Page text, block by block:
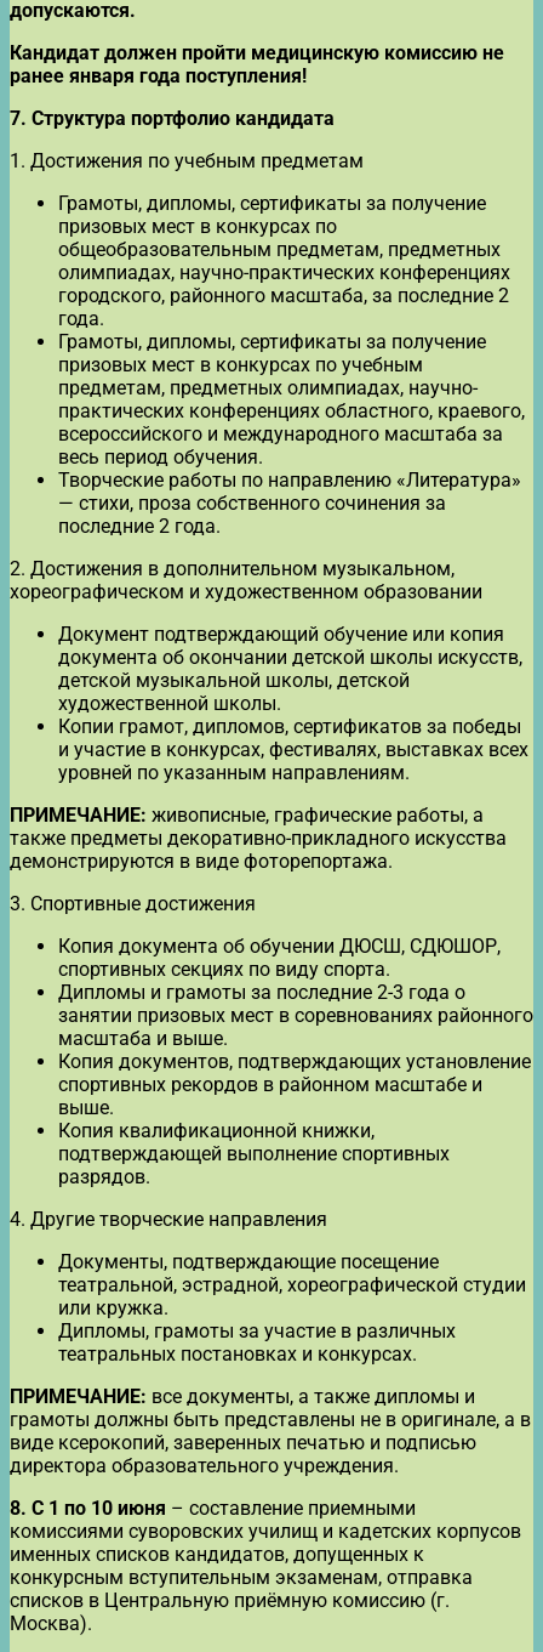
допускаются.
Кандидат должен пройти медицинскую комиссию не
ранее января года поступления!
7. Структура портфолио кандидата
1. Достижения по учебным предметам
Грамоты, дипломы, сертификаты за получение
призовых мест в конкурсах по
общеобразовательным предметам, предметных
олимпиадах, научно-практических конференциях
городского, районного масштаба, за последние 2
года.
Грамоты, дипломы, сертификаты за получение
призовых мест в конкурсах по учебным
предметам, предметных олимпиадах, научно-
практических конференциях областного, краевого,
всероссийского и международного масштаба за
весь период обучения.
Творческие работы по направлению «Литература»
— стихи, проза собственного сочинения за
последние 2 года.
2. Достижения в дополнительном музыкальном,
хореографическом и художественном образовании
Документ подтверждающий обучение или копия
документа об окончании детской школы искусств,
детской музыкальной школы, детской
художественной школы.
Копии грамот, дипломов, сертификатов за победы
и участие в конкурсах, фестивалях, выставках всех
уровней по указанным направлениям.
ПРИМЕЧАНИЕ: живописные, графические работы, а
также предметы декоративно-прикладного искусства
демонстрируются в виде фоторепортажа.
3. Спортивные достижения
Копия документа об обучении ДЮСШ, СДЮШОР,
спортивных секциях по виду спорта.
Дипломы и грамоты за последние 2-3 года о
занятии призовых мест в соревнованиях районного
масштаба и выше.
Копия документов, подтверждающих установление
спортивных рекордов в районном масштабе и
выше.
Копия квалификационной книжки,
подтверждающей выполнение спортивных
разрядов.
4. Другие творческие направления
Документы, подтверждающие посещение
театральной, эстрадной, хореографической студии
или кружка.
Дипломы, грамоты за участие в различных
театральных постановках и конкурсах.
ПРИМЕЧАНИЕ: все документы, а также дипломы и
грамоты должны быть представлены не в оригинале, а в
виде ксерокопий, заверенных печатью и подписью
директора образовательного учреждения.
8. С 1 по 10 июня – составление приемными
комиссиями суворовских училищ и кадетских корпусов
именных списков кандидатов, допущенных к
конкурсным вступительным экзаменам, отправка
списков в Центральную приёмную комиссию (г.
Москва).